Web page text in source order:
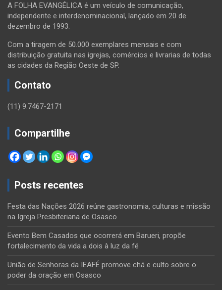
A FOLHA EVANGÉLICA é um veículo de comunicação,
independente e interdenominacional, lançado em 20 de
dezembro de 1993.
Com a tiragem de 50.000 exemplares mensais e com
distribuição gratuita nas igrejas, comércios e livrarias de todas
as cidades da Região Oeste de SP.
Contato
(11) 9.7467-2171
Compartilhe
Posts recentes
Festa das Nações 2026 reúne gastronomia, culturas e missão
na Igreja Presbiteriana de Osasco
Evento Bem Casados que ocorrerá em Barueri, propõe
fortalecimento da vida a dois à luz da fé
União de Senhoras da IEAFÉ promove chá e culto sobre o
poder da oração em Osasco